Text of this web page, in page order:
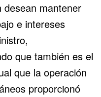
desean mantener
e intereses
que también es el
que la operación
proporcionó